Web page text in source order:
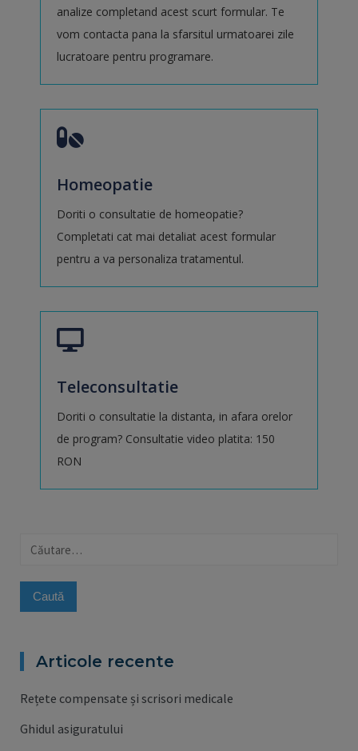
analize completand acest scurt formular. Te
vom contacta pana la sfarsitul urmatoarei zile
lucratoare pentru programare.
Homeopatie
Doriti o consultatie de homeopatie?
Completati cat mai detaliat acest formular
pentru a va personaliza tratamentul.
Teleconsultatie
Doriti o consultatie la distanta, in afara orelor
de program? Consultatie video platita: 150
RON
Caută
Articole recente
Rețete compensate și scrisori medicale
Ghidul asiguratului